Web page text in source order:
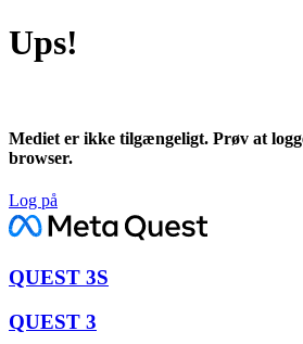
Ups!
Mediet er ikke tilgængeligt. Prøv at
browser.
Log på
QUEST 3S
QUEST 3